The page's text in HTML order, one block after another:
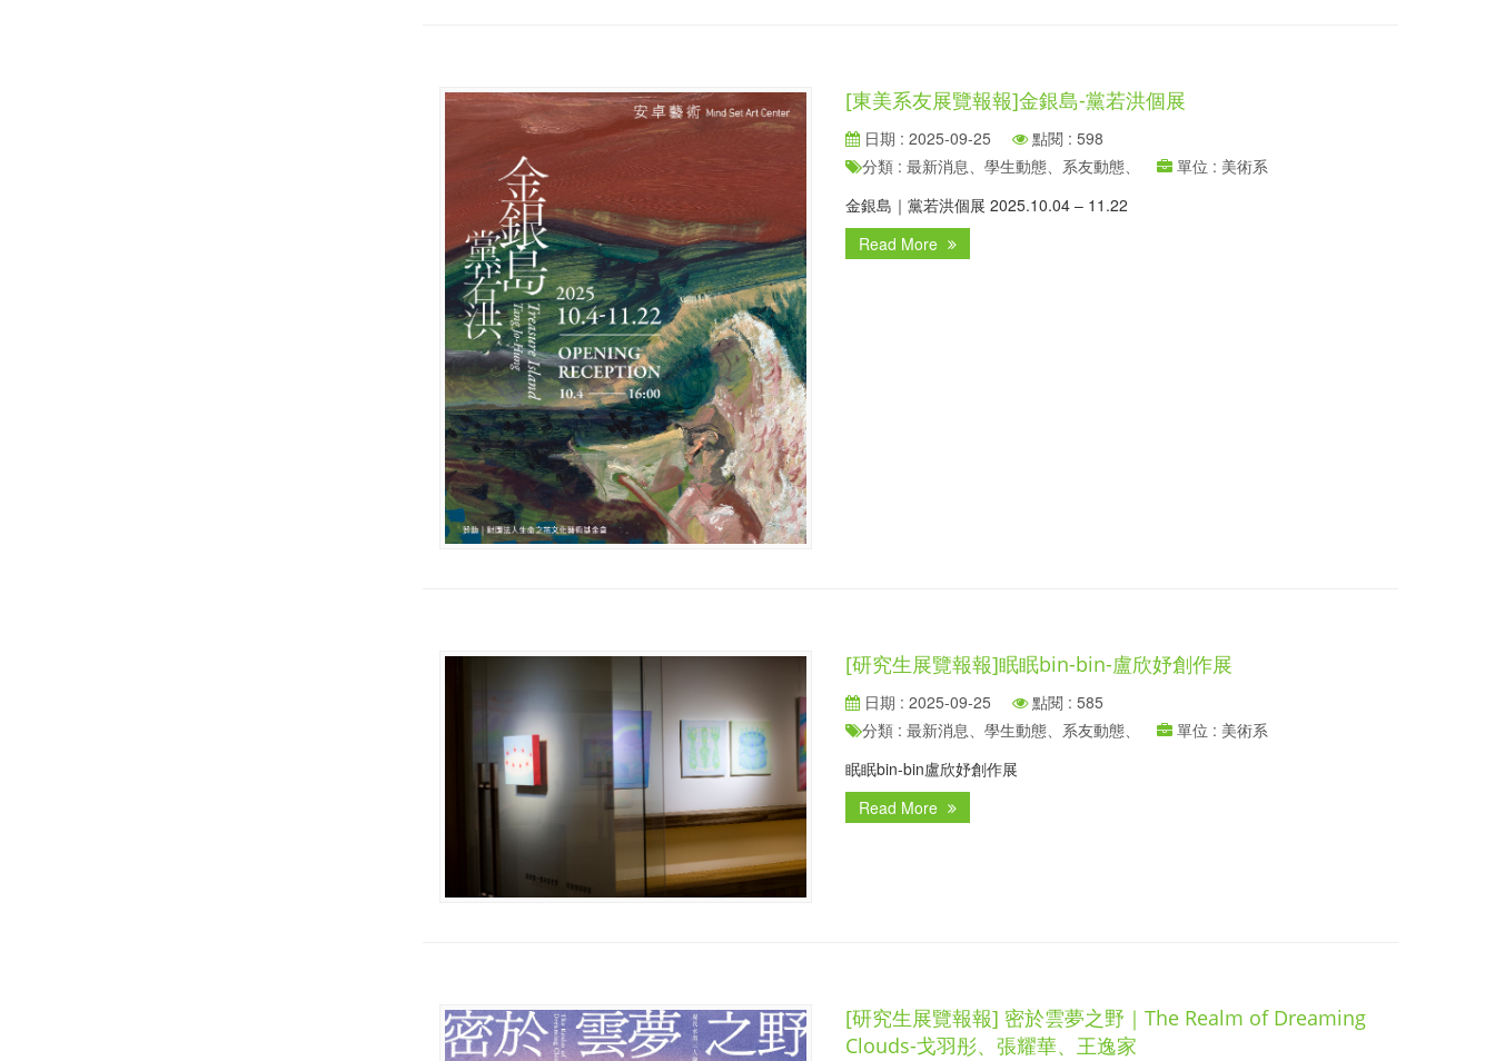
[東美系友展覽報報]金銀島-黨若洪個展
日期 : 2025-09-25
點閱 : 598
分類 : 最新消息、學生動態、系友動態、
單位 : 美術系
金銀島｜黨若洪個展 2025.10.04 – 11.22
Read More
[研究生展覽報報]眠眠bin-bin-盧欣妤創作展
日期 : 2025-09-25
點閱 : 585
分類 : 最新消息、學生動態、系友動態、
單位 : 美術系
眠眠bin-bin盧欣妤創作展
Read More
[研究生展覽報報] 密於雲夢之野｜The Realm of Dreaming
Clouds-戈羽彤、張耀華、王逸家